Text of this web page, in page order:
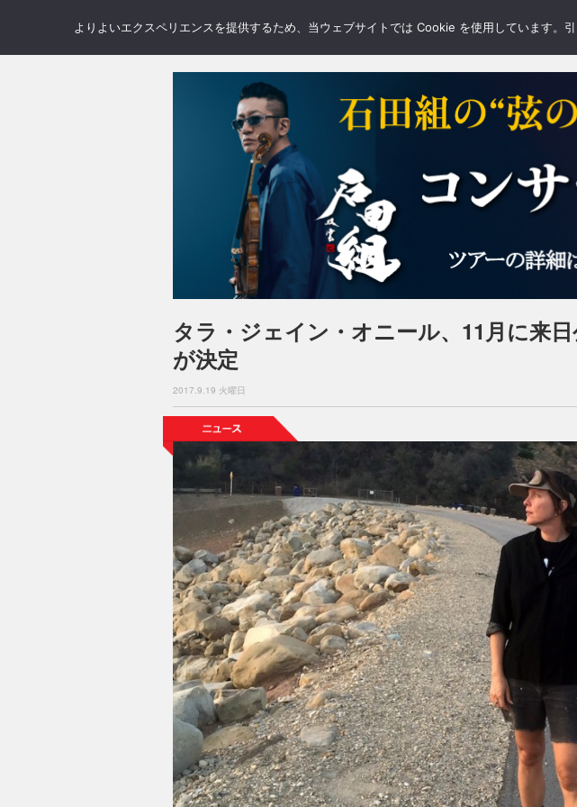
NEWS REVIEWS GALLERY BLOGS FEATURE
タラ・ジェイン・オニール、11月に来
が決定
2017.9.19 火曜日
よりよいエクスペリエンスを提供するため、当ウェブサイトでは Cookie を使用しています。